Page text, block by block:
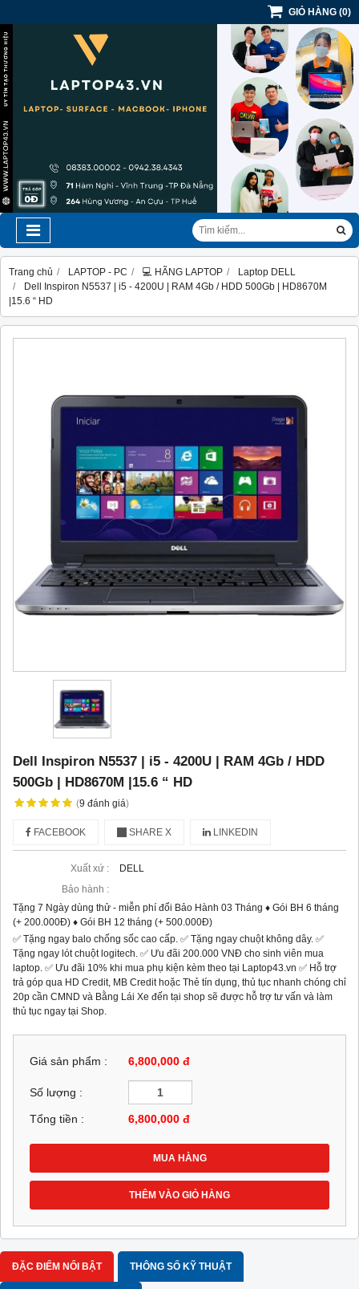
GIỎ HÀNG (0)
Trang chủ LAPTOP - PC 💻 HÃNG LAPTOP
Laptop DELL
Dell Inspiron N5537 | i5 - 4200U | RAM 4Gb / HDD 500Gb | HD8670M
|15.6 “ HD
Dell Inspiron N5537 | i5 - 4200U | RAM 4Gb / HDD
500Gb | HD8670M |15.6 “ HD
(9 đánh giá)
FACEBOOK SHARE X LINKEDIN
Xuất xứ :
DELL
Bảo hành :
Tặng 7 Ngày dùng thử - miễn phí đổi Bảo Hành 03 Tháng ♦ Gói BH 6 tháng
(+ 200.000Đ) ♦ Gói BH 12 tháng (+ 500.000Đ)
✅ Tặng ngay balo chống sốc cao cấp. ✅ Tặng ngay chuột không dây. ✅
Tặng ngay lót chuột logitech. ✅ Ưu đãi 200.000 VNĐ cho sinh viên mua
laptop. ✅ Ưu đãi 10% khi mua phụ kiện kèm theo tại Laptop43.vn ✅ Hỗ trợ
trả góp qua HD Credit, MB Credit hoặc Thẻ tín dụng, thủ tục nhanh chóng chỉ
20p cần CMND và Bằng Lái Xe đến tại shop sẽ được hỗ trợ tư vấn và làm
thủ tục ngay tại Shop.
Giá sản phẩm : 6,800,000 đ
Số lượng :
Tổng tiền : 6,800,000 đ
MUA HÀNG
THÊM VÀO GIỎ HÀNG
ĐẶC ĐIỂM NỔI BẬT THÔNG SỐ KỸ THUẬT